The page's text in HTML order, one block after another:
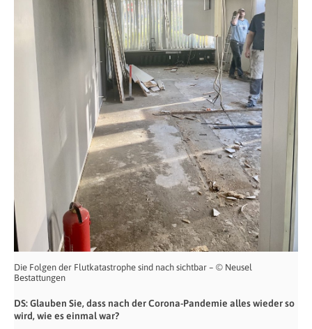
Die Folgen der Flutkatastrophe sind nach sichtbar – © Neusel
Bestattungen
DS: Glauben Sie, dass nach der Corona-Pandemie alles wieder so
wird, wie es einmal war?